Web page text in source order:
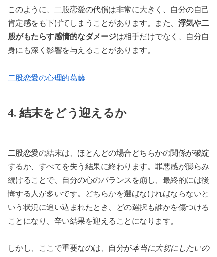
このように、二股恋愛の代償は非常に大きく、自分の自己
肯定感をも下げてしまうことがあります。また、 浮気や二
股がもたらす感情的なダメージは相手だけでなく、自分自
身にも深く影響を与えることがあります。
二股恋愛の心理的葛藤
4. 結末をどう迎えるか
二股恋愛の結末は、ほとんどの場合どちらかの関係が破綻
するか、すべてを失う結果に終わります。罪悪感が膨らみ
続けることで、自分の心のバランスを崩し、最終的には後
悔する人が多いです。どちらかを選ばなければならないと
いう状況に追い込まれたとき、どの選択も誰かを傷つける
ことになり、辛い結果を迎えることになります。
しかし、ここで重要なのは、自分が本当に大切にしたいの